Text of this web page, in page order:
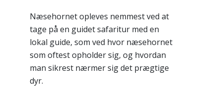
Næsehornet opleves nemmest ved at
tage på en guidet safaritur med en
lokal guide, som ved hvor næsehornet
som oftest opholder sig, og hvordan
man sikrest nærmer sig det prægtige
dyr.